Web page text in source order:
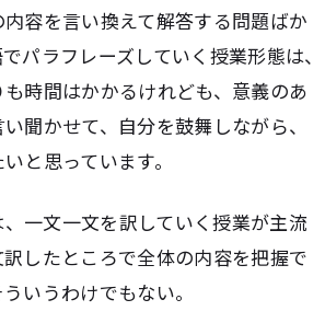
容を言い換えて解答する問題ばか
パラフレーズしていく授業形態は、
時間はかかるけれども、意義のあ
聞かせて、自分を鼓舞しながら、
と思っています。
一文一文を訳していく授業が主流
したところで全体の内容を把握で
いうわけでもない。